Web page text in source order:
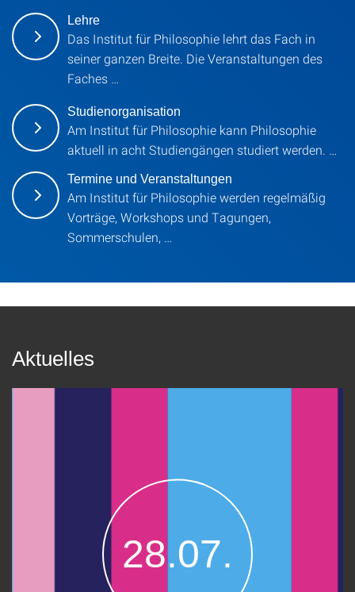
Lehre
Das Institut für Philosophie lehrt das Fach in
seiner ganzen Breite. Die Veranstaltungen des
Faches …
Studienorganisation
Am Institut für Philosophie kann Philosophie
aktuell in acht Studiengängen studiert werden. …
Termine und Veranstaltungen
Am Institut für Philosophie werden regelmäßig
Vorträge, Workshops und Tagungen,
Sommerschulen, …
Aktuelles
28.07.